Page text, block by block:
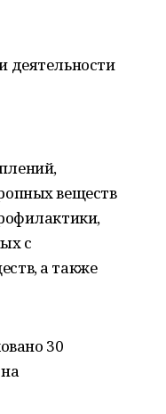
деятельности
веществ
с
а также
30